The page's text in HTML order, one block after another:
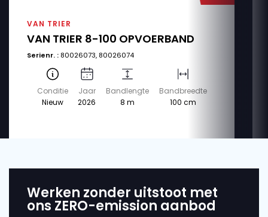
VAN TRIER
VAN TRIER 8-100 OPVOERBAND
Serienr. : 80026073, 80026074
Conditie
Nieuw
Jaar
2026
Bandlengte
8 m
Bandbreedte
100 cm
Werken zonder uitstoot met
ons ZERO-emission aanbod